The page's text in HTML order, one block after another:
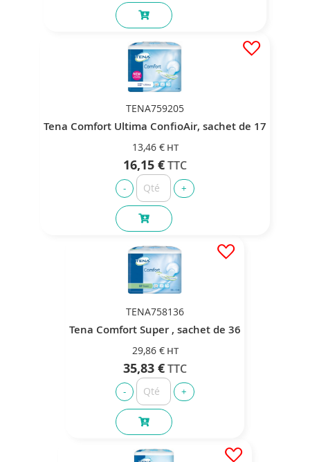
TENA759205
Tena Comfort Ultima ConfioAir, sachet de 17
13,46 €
16,15 €
TENA758136
Tena Comfort Super , sachet de 36
29,86 €
35,83 €